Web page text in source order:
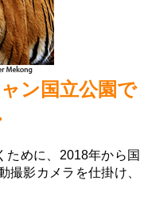
ン国立公園で
ために、2018年から国
撮影カメラを仕掛け、